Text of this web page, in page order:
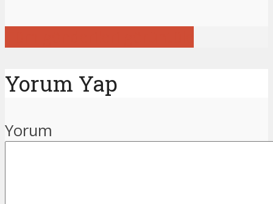
Yorum Yap
Yorum